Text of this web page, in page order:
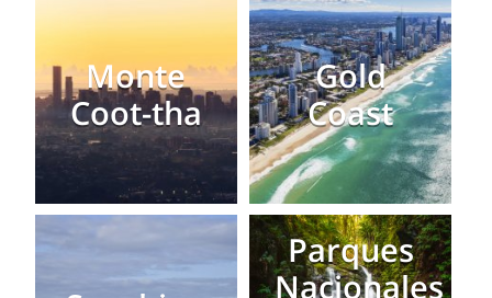
Monte
Coot-tha
Gold
Coast
Parques
Nacionales